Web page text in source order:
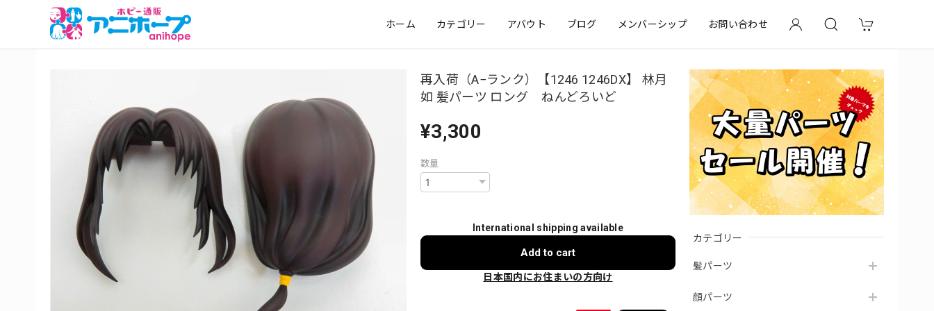
ホーム カテゴリー アバウト ブログ メンバーシップ お問い合わせ
カテゴリー
髪パーツ
顔パーツ
再入荷（A−ランク）【1246 1246DX】 林月
如 髪パーツ ロング ねんどろいど
¥3,300
数量
International shipping available
Add to cart
日本国内にお住まいの方向け